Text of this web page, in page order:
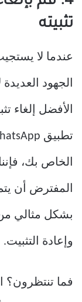
تثبيته
عندما لا
الجهود
الأفضل إلغاء
الخاص بك،
المفترض أن
بشكل مثالي من
وإعادة التثبيت.
فما تنتظرون؟